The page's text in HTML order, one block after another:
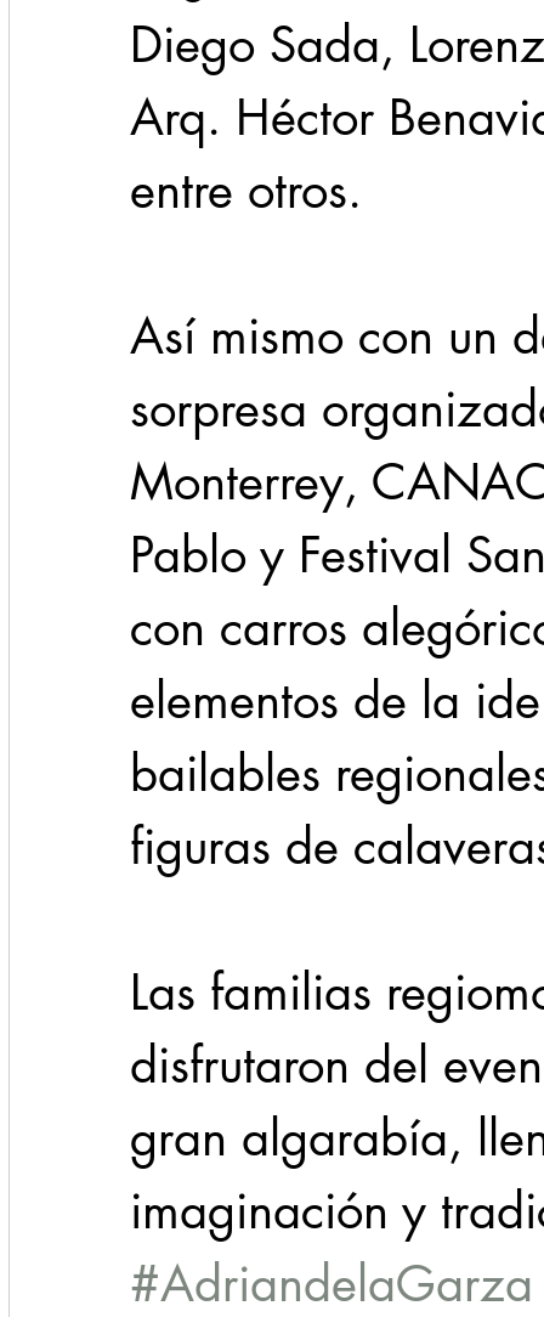
Diego Sada,
Arq. Héctor
entre otros.
Así mismo con un
sorpresa
Monterrey,
Pablo y Festival
con carros
elementos de la
bailables
figuras de
Las familias
disfrutaron del
gran algarabía,
imaginación y
#AdriandelaGarza